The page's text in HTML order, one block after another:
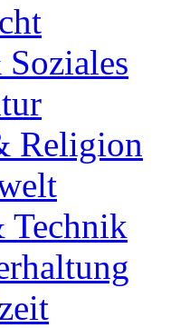
Religion
Technik